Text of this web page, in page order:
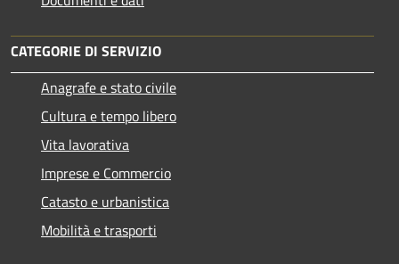
CATEGORIE DI SERVIZIO
Anagrafe e stato civile
Cultura e tempo libero
Vita lavorativa
Imprese e Commercio
Catasto e urbanistica
Mobilità e trasporti